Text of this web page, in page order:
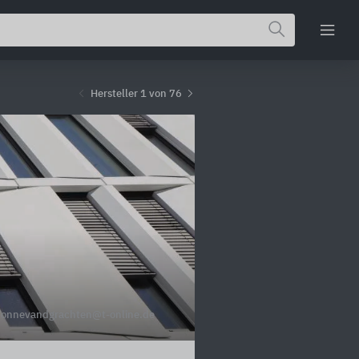
Hersteller 1 von 76
online.de